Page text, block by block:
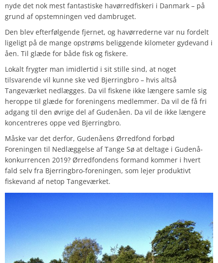
nyde det nok mest fantastiske havørredfiskeri i Danmark – på
grund af opstemningen ved dambruget.
Den blev efterfølgende fjernet, og havørrederne var nu fordelt
ligeligt på de mange opstrøms beliggende kilometer gydevand i
åen. Til glæde for både fisk og fiskere.
Lokalt frygter man imidlertid i sit stille sind, at noget
tilsvarende vil kunne ske ved Bjerringbro – hvis altså
Tangeværket nedlægges. Da vil fiskene ikke længere samle sig
heroppe til glæde for foreningens medlemmer. Da vil de få fri
adgang til den øvrige del af Gudenåen. Da vil de ikke længere
koncentreres oppe ved Bjerringbro.
Måske var det derfor, Gudenåens Ørredfond forbød
Foreningen til Nedlæggelse af Tange Sø at deltage i Gudenå-
konkurrencen 2019? Ørredfondens formand kommer i hvert
fald selv fra Bjerringbro-foreningen, som lejer produktivt
fiskevand af netop Tangeværket.